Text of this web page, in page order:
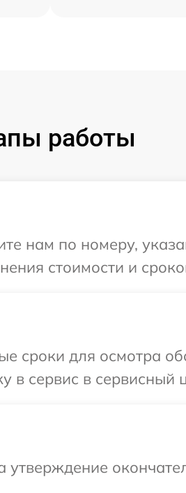
работы
нам по номеру,
стоимости и
сроки для осмотра
в сервис в сервисный